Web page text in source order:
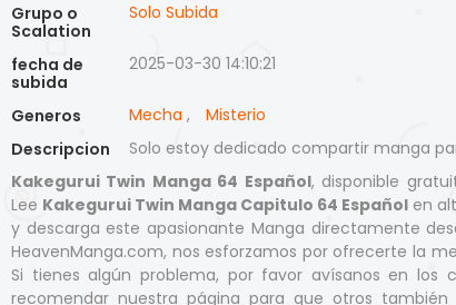
Grupo o
Scalation
Solo Subida
fecha de
subida
2025-03-30 14:10:21
Generos Mecha ,
Misterio
Descripcion
Solo estoy dedicado compartir manga
Kakegurui Twin Manga 64 Español, disponible
Lee Kakegurui Twin Manga Capitulo 64 Español en
y descarga este apasionante Manga directamente
HeavenManga.com, nos esforzamos por ofrecerte la
Si tienes algún problema, por favor avísanos en los
recomendar nuestra página para que otros también